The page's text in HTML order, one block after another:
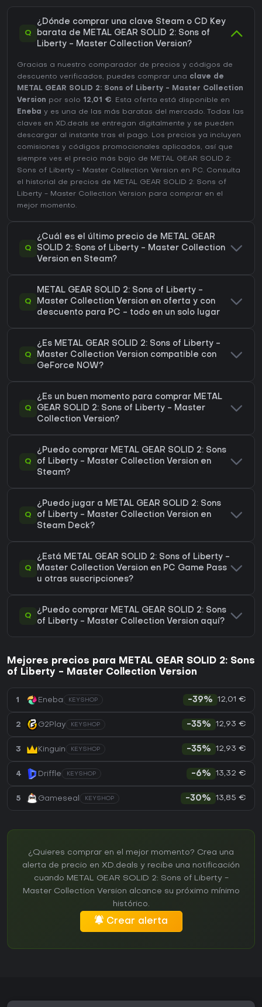
Q
¿Dónde comprar una clave Steam o CD Key
barata de METAL GEAR SOLID 2: Sons of
Liberty - Master Collection Version?
Gracias a nuestro comparador de precios y códigos de
descuento verificados, puedes comprar una clave de
METAL GEAR SOLID 2: Sons of Liberty - Master Collection
Version por solo 12,01 €. Esta oferta está disponible en
Eneba y es una de las más baratas del mercado. Todas las
claves en XD.deals se entregan digitalmente y se pueden
descargar al instante tras el pago. Los precios ya incluyen
comisiones y códigos promocionales aplicados, así que
siempre ves el precio más bajo de METAL GEAR SOLID 2:
Sons of Liberty - Master Collection Version en PC. Consulta
el
historial de precios de METAL GEAR SOLID 2: Sons of
Liberty - Master Collection Version para comprar en el
mejor momento.
Q
¿Cuál es el último precio de METAL GEAR
SOLID 2: Sons of Liberty - Master Collection
Version en Steam?
Q
METAL GEAR SOLID 2: Sons of Liberty -
Master Collection Version en oferta y con
descuento para PC - todo en un solo lugar
Q
¿Es METAL GEAR SOLID 2: Sons of Liberty -
Master Collection Version compatible con
GeForce NOW?
Q
¿Es un buen momento para comprar METAL
GEAR SOLID 2: Sons of Liberty - Master
Collection Version?
Q
¿Puedo comprar METAL GEAR SOLID 2: Sons
of Liberty - Master Collection Version en
Steam?
Q
¿Puedo jugar a METAL GEAR SOLID 2: Sons
of Liberty - Master Collection Version en
Steam Deck?
Q
¿Está METAL GEAR SOLID 2: Sons of Liberty -
Master Collection Version en PC Game Pass
u otras suscripciones?
Q
¿Puedo comprar METAL GEAR SOLID 2: Sons
of Liberty - Master Collection Version aquí?
Mejores precios para METAL GEAR SOLID 2: Sons
of Liberty - Master Collection Version
1 Eneba KEYSHOP -39% 12,01 €
2 G2Play KEYSHOP -35% 12,93 €
3 Kinguin KEYSHOP -35% 12,93 €
4 Driffle KEYSHOP -6% 13,32 €
5 Gameseal KEYSHOP -30% 13,85 €
¿Quieres comprar en el mejor momento? Crea una
alerta de precio en XD.deals y recibe una notificación
cuando METAL GEAR SOLID 2: Sons of Liberty -
Master Collection Version alcance su próximo mínimo
histórico.
Crear alerta